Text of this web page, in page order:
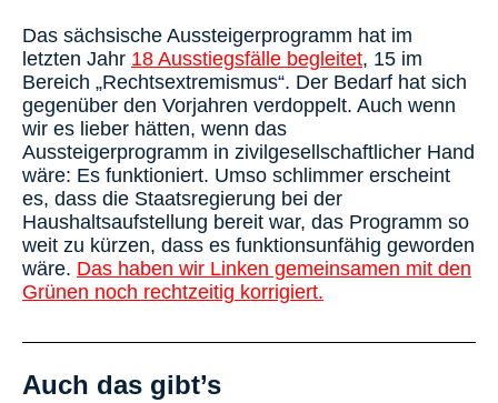
Das sächsische Aussteigerprogramm hat im
letzten Jahr 18 Ausstiegsfälle begleitet, 15 im
Bereich „Rechtsextremismus“. Der Bedarf hat sich
gegenüber den Vorjahren verdoppelt. Auch wenn
wir es lieber hätten, wenn das
Aussteigerprogramm in zivilgesellschaftlicher Hand
wäre: Es funktioniert. Umso schlimmer erscheint
es, dass die Staatsregierung bei der
Haushaltsaufstellung bereit war, das Programm so
weit zu kürzen, dass es funktionsunfähig geworden
wäre. Das haben wir Linken gemeinsamen mit den
Grünen noch rechtzeitig korrigiert.
Auch das gibt’s